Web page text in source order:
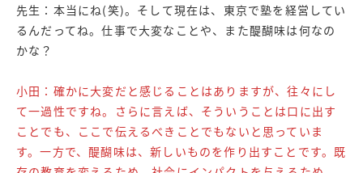
先生：本当にね(笑)。そして現在は、東京で塾を経営してい
るんだってね。仕事で大変なことや、また醍醐味は何なの
かな？
小田：確かに大変だと感じることはありますが、往々にし
て一過性ですね。さらに言えば、そういうことは口に出す
ことでも、ここで伝えるべきことでもないと思っていま
す。一方で、醍醐味は、新しいものを作り出すことです。既